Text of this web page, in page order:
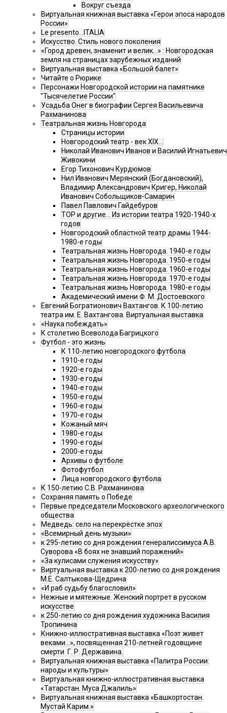
Вокруг съезда
Виртуальная книжная выставка «Герои эпоса народов
России»
Le presento...ITALIA
Искусство. Стиль нового поколения
«Город древен, знаменит и велик…» : Новгородская
земля на страницах зарубежных изданий
Виртуальная выставка «Большой балет»
Читайте о Рюрике
Персонажи Новгородской истории на памятнике
"Тысячелетие России"
Усадьба Онег в биографии Сергея Васильевича
Рахманинова
Театральная жизнь Новгорода
Страницы истории
Новгородский театр - век XIX…
Николай Иванович Иванов и Василий Игнатьевич
Живокини
Егор Тихонович Курдюмов
Нил Иванович Мерянский (Богдановский),
Владимир Александрович Кригер, Николай
Иванович Собольщиков-Самарин
Павел Павлович Гайдебуров
ТОР и другие… Из истории театра 1920-1940-х
годов
Новгородский областной театр драмы 1944-
1980-е годы
Театральная жизнь Новгорода. 1940-е годы
Театральная жизнь Новгорода. 1950-е годы
Театральная жизнь Новгорода. 1960-е годы
Театральная жизнь Новгорода. 1970-е годы
Театральная жизнь Новгорода. 1980-е годы
Академический имени Ф. М. Достоевского
Евгений Богратионович Вахтангов. К 100-летию
театра им. Е. Вахтангова. Виртуальная выставка
«Наука побеждать»
К столетию Всеволода Багрицкого
Футбол - это жизнь
К 110-летию новгородского футбола
1910-е годы
1920-е годы
1930-е годы
1940-е годы
1950-е годы
1960-е годы
1970-е годы
Кожаный мяч
1980-е годы
1990-е годы
2000-е годы
Архивы о футболе
Фотофутбол
Лица новгородского футбола
К 150-летию С.В. Рахманинова
Сохраняя память о Победе
Первые председатели Московского археологического
общества
Медведь: село на перекрёстке эпох
«Всемирный день музыки»
к 295-летию со дня рождения генералиссимуса А.В.
Суворова «В боях не знавший поражений»
«За кулисами служения искусству»
Виртуальная выставка к 200-летию со дня рождения
М.Е. Салтыкова-Щедрина
«И раб судьбу благословил»
Нежные и мятежные. Женский портрет в русском
искусстве
к 250-летию со дня рождения художника Василия
Тропинина
Книжно-иллюстративная выставка «Поэт живет
веками…», посвященная 210-летней годовщине
смерти Г. Р. Державина.
Виртуальная книжная выставка «Палитра России:
народы и культуры»
Виртуальная книжно-иллюстративная выставка
«Татарстан. Муса Джалиль»
Виртуальная книжная выставка «Башкортостан.
Мустай Карим.»